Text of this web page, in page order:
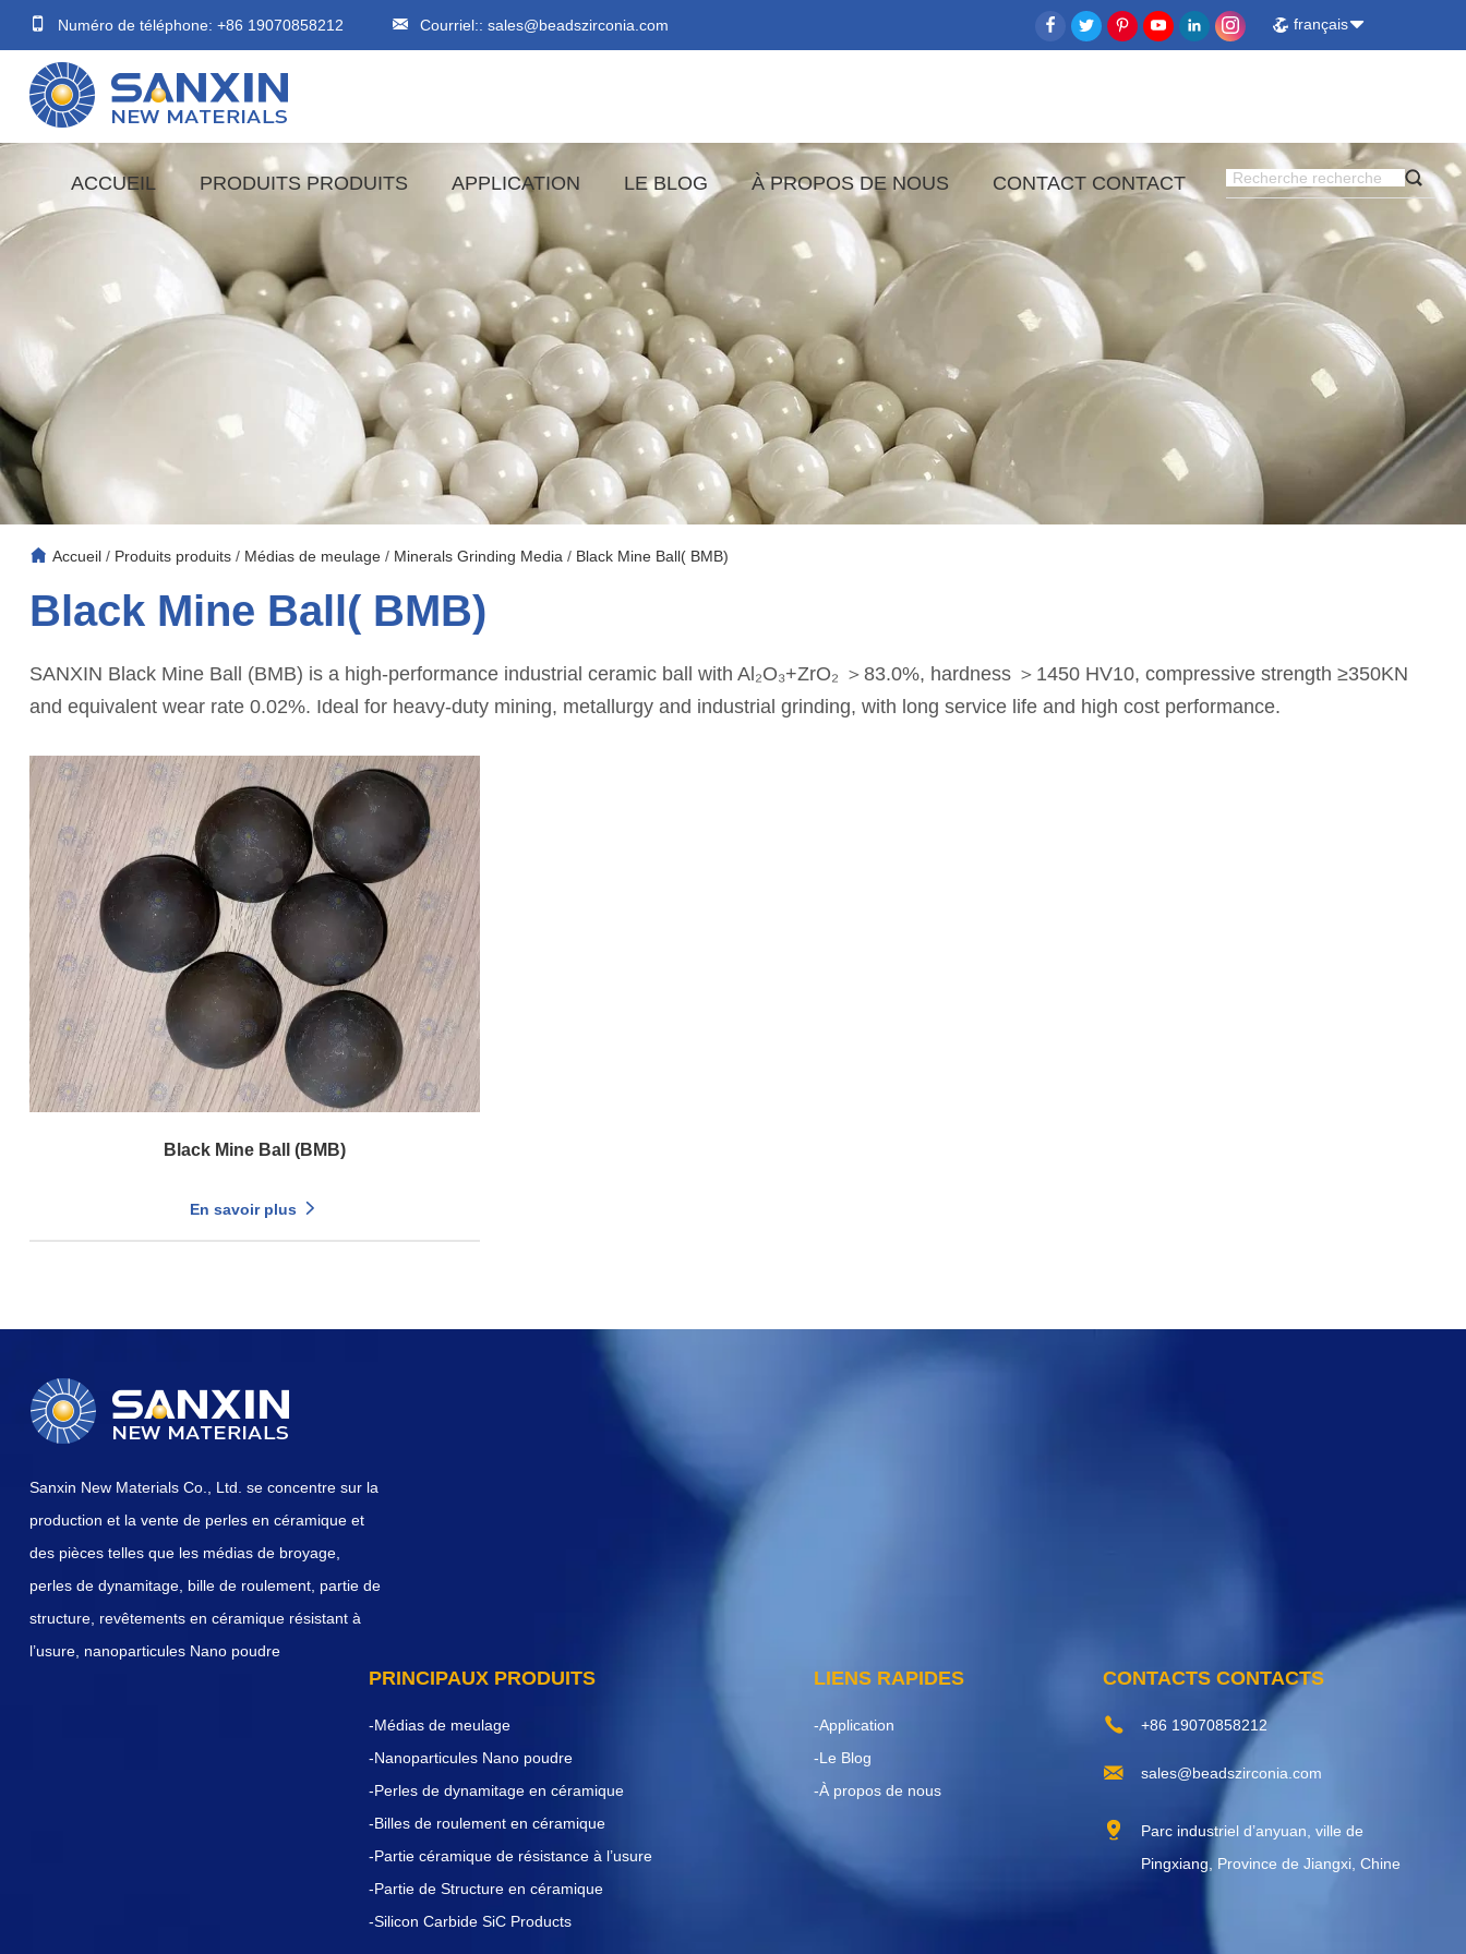
Numéro de téléphone: +86 19070858212 Courriel:: sales@beadszirconia.com français
ACCUEIL PRODUITS PRODUITS APPLICATION LE BLOG À PROPOS DE NOUS CONTACT CONTACT
Accueil/ Produits produits/ Médias de meulage/ Minerals Grinding Media / Black Mine Ball( BMB)
Black Mine Ball( BMB)
SANXIN Black Mine Ball (BMB) is a high-performance industrial ceramic ball with Al₂O₃+ZrO₂ ＞83.0%, hardness ＞1450 HV10, compressive strength ≥350KN
and equivalent wear rate 0.02%. Ideal for heavy-duty mining, metallurgy and industrial grinding, with long service life and high cost performance.
Black Mine Ball (BMB)
En savoir plus
Sanxin New Materials Co., Ltd. se concentre sur la
production et la vente de perles en céramique et
des pièces telles que les médias de broyage,
perles de dynamitage, bille de roulement, partie de
structure, revêtements en céramique résistant à
l’usure, nanoparticules Nano poudre
PRINCIPAUX PRODUITS
-Médias de meulage
-Nanoparticules Nano poudre
-Perles de dynamitage en céramique
-Billes de roulement en céramique
-Partie céramique de résistance à l’usure
-Partie de Structure en céramique
-Silicon Carbide SiC Products
LIENS RAPIDES
-Application
-Le Blog
-À propos de nous
CONTACTS CONTACTS
+86 19070858212
sales@beadszirconia.com
Parc industriel d’anyuan, ville de
Pingxiang, Province de Jiangxi, Chine